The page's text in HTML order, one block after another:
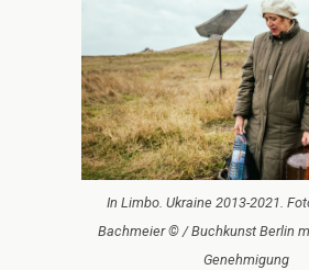
In Limbo. Ukraine 2013-2021.
Bachmeier © / Buchkunst Berlin
Genehmigung